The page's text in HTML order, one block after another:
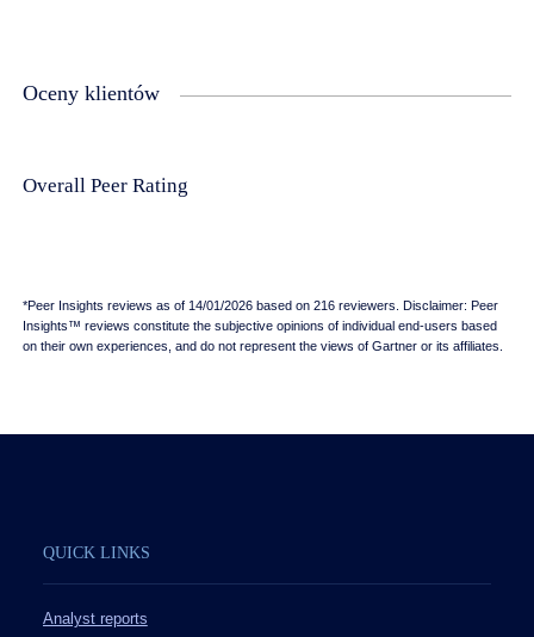
Oceny klientów
Overall Peer Rating
*Peer Insights reviews as of 14/01/2026 based on 216 reviewers. Disclaimer: Peer
Insights™ reviews constitute the subjective opinions of individual end-users based
on their own experiences, and do not represent the views of Gartner or its affiliates.
QUICK LINKS
Analyst reports